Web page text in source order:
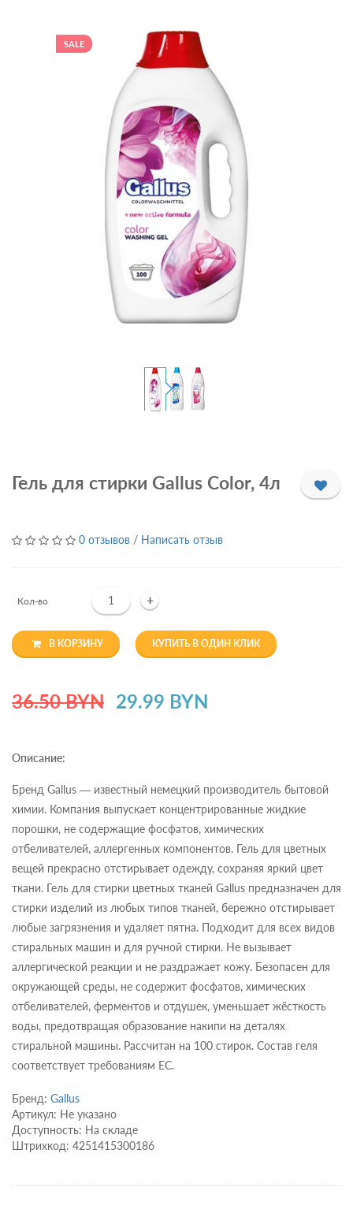
SALE
Гель для стирки Gallus Color, 4л
0 отзывов / Написать отзыв
Кол-во +
В КОРЗИНУ КУПИТЬ В ОДИН КЛИК
36.50 BYN 29.99 BYN
Описание:
Бренд Gallus — известный немецкий производитель бытовой
химии. Компания выпускает концентрированные жидкие
порошки, не содержащие фосфатов, химических
отбеливателей, аллергенных компонентов. Гель для цветных
вещей прекрасно отстирывает одежду, сохраняя яркий цвет
ткани. Гель для стирки цветных тканей Gallus предназначен для
стирки изделий из любых типов тканей, бережно отстирывает
любые загрязнения и удаляет пятна. Подходит для всех видов
стиральных машин и для ручной стирки. Не вызывает
аллергической реакции и не раздражает кожу. Безопасен для
окружающей среды, не содержит фосфатов, химических
отбеливателей, ферментов и отдушек, уменьшает жёсткость
воды, предотвращая образование накипи на деталях
стиральной машины. Рассчитан на 100 стирок. Состав геля
соответствует требованиям ЕС.
Бренд: Gallus
Артикул: Не указано
Доступность: На складе
Штрихкод: 4251415300186